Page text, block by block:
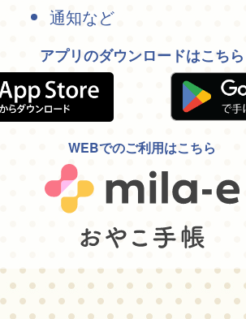
通知など
アプリのダウンロードはこちら
WEBでのご利用はこちら